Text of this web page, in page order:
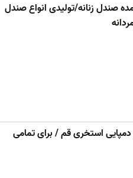
صندل زنانه/تولیدی انواع صندل
دمپایی استخری قم / برای تمامی